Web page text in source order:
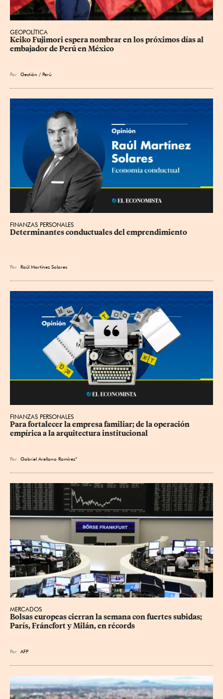
GEOPOLÍTICA
Keiko Fujimori espera nombrar en los próximos días al
embajador de Perú en México
Por Gestión / Perú
FINANZAS PERSONALES
Determinantes conductuales del emprendimiento
Por Raúl Martínez Solares
FINANZAS PERSONALES
Para fortalecer la empresa familiar; de la operación
empírica a la arquitectura institucional
Por Gabriel Arellano Ramírez*
MERCADOS
Bolsas europeas cierran la semana con fuertes subidas;
París, Fráncfort y Milán, en récords
Por AFP